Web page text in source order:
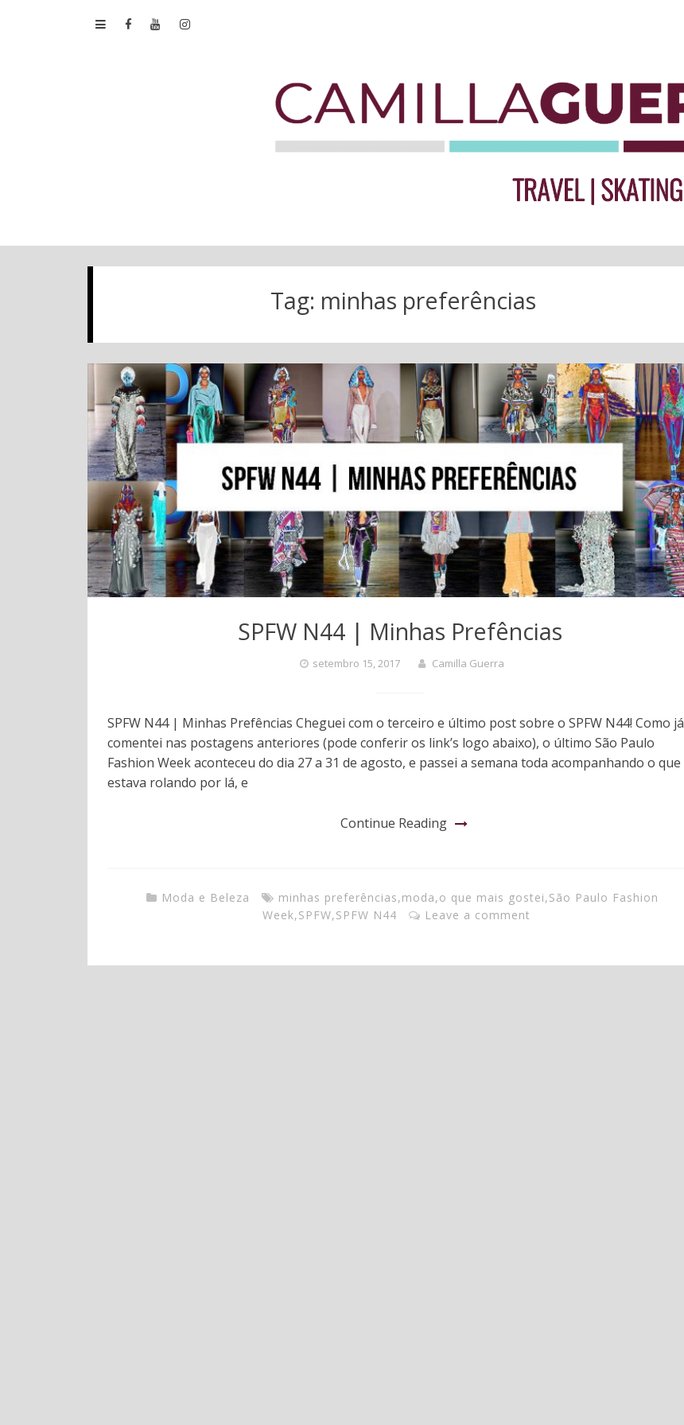
Tag: minhas preferências
SPFW N44 | Minhas Prefências
setembro 15, 2017 Camilla Guerra
SPFW N44 | Minhas Prefências Cheguei com o terceiro e último post sobre o SPFW N44! Como já
comentei nas postagens anteriores (pode conferir os link’s logo abaixo), o último São Paulo
Fashion Week aconteceu do dia 27 a 31 de agosto, e passei a semana toda acompanhando o que
estava rolando por lá, e
Continue Reading
Moda e Beleza minhas preferências,moda,o que mais gostei,São Paulo Fashion
Week,SPFW,SPFW N44 Leave a comment